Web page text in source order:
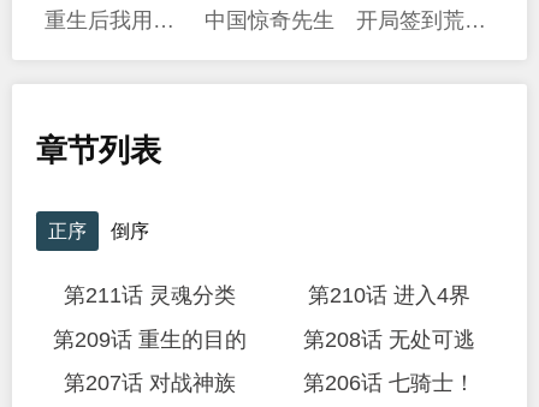
重生后我用镜面反转复仇 中国惊奇先生 开局签到荒古圣体
章节列表
正序 倒序
第211话 灵魂分类
第210话 进入4界
第209话 重生的目的
第208话 无处可逃
第207话 对战神族
第206话 七骑士！